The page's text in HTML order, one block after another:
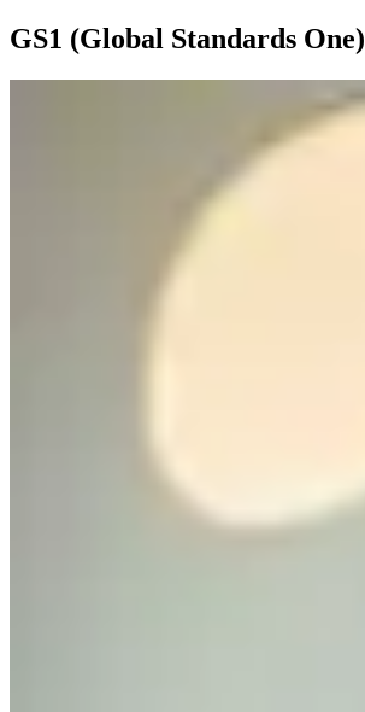
GS1 (Global Standards One)